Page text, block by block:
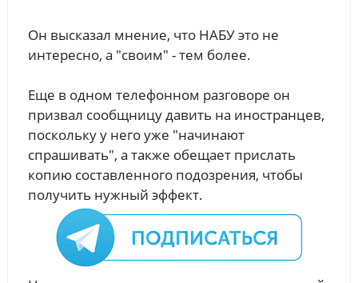
Он высказал мнение, что НАБУ это не
интересно, а "своим" - тем более.
Еще в одном телефонном разговоре он
призвал сообщницу давить на иностранцев,
поскольку у него уже "начинают
спрашивать", а также обещает прислать
копию составленного подозрения, чтобы
получить нужный эффект.